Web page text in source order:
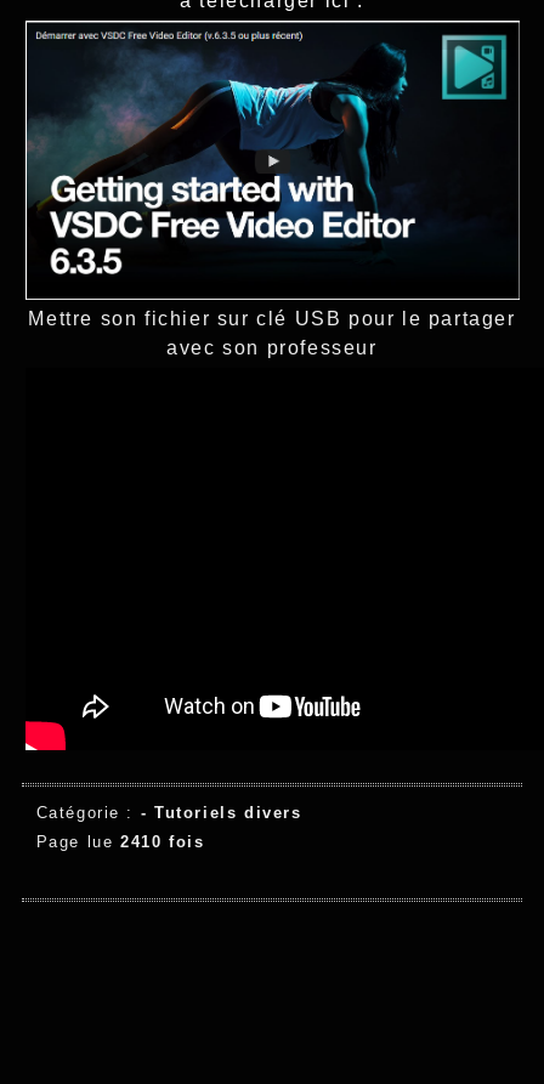
Mettre son fichier sur clé USB pour le partager
avec son professeur
Catégorie : - Tutoriels divers
Page lue 2410 fois